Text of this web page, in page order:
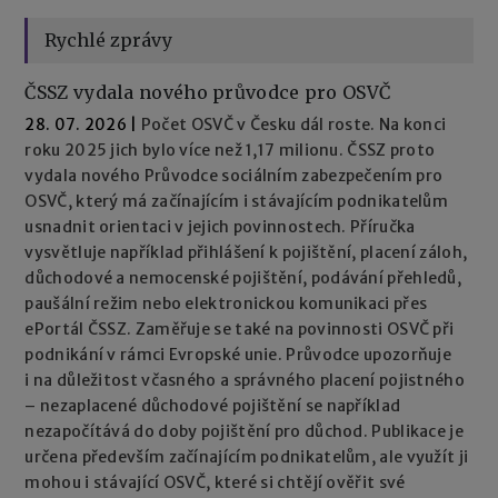
Rychlé zprávy
ČSSZ vydala nového průvodce pro OSVČ
28. 07. 2026
Počet OSVČ v Česku dál roste. Na konci
roku 2025 jich bylo více než 1,17 milionu. ČSSZ proto
vydala nového Průvodce sociálním zabezpečením pro
OSVČ, který má začínajícím i stávajícím podnikatelům
usnadnit orientaci v jejich povinnostech. Příručka
vysvětluje například přihlášení k pojištění, placení záloh,
důchodové a nemocenské pojištění, podávání přehledů,
paušální režim nebo elektronickou komunikaci přes
ePortál ČSSZ. Zaměřuje se také na povinnosti OSVČ při
podnikání v rámci Evropské unie. Průvodce upozorňuje
i na důležitost včasného a správného placení pojistného
– nezaplacené důchodové pojištění se například
nezapočítává do doby pojištění pro důchod. Publikace je
určena především začínajícím podnikatelům, ale využít ji
mohou i stávající OSVČ, které si chtějí ověřit své